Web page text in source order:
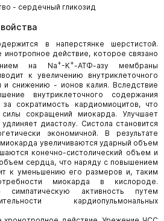
- сердечный гликозид
в наперстянке шерстистой.
инотропное действие, которое связано
на Na+-K+-АТФ-азу мембраны
к увеличению внутриклеточного
и снижению - ионов калия. Вследствие
внутриклеточного содержания
за сократимость кардиомиоцитов, что
сокращений миокарда. Улучшает
диастолу. Систола становится
экономичной. В результате
увеличиваются ударный объем
конечно-систолический объем и
сердца, что наряду с повышением
к уменьшению его размеров и, таким
миокарда в кислороде.
симпатическую активность путем
кардиопульмональных